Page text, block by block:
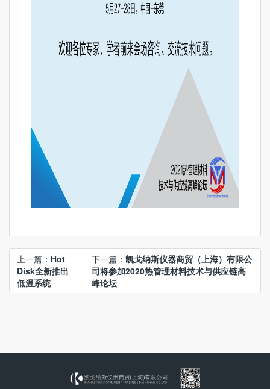
上一篇： Hot
Disk全新推出
低温系统
下一篇：凯戈纳斯仪器商贸（上海）有限公
司将参加2020热管理材料技术与供应链高
峰论坛